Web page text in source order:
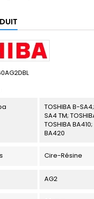
TOSHIBA B-
SA4 TM;
TOSHIBA
BA420
Cire-Résine
AG2